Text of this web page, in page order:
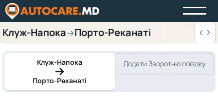
Клуж-Напока→Порто-Реканаті
Клуж-Напока
Порто-Реканаті
Додати Зворотню поїздку